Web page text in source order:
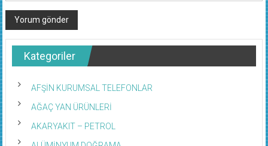
Kategoriler
AFŞİN KURUMSAL TELEFONLAR
AĞAÇ YAN ÜRÜNLERİ
AKARYAKIT – PETROL